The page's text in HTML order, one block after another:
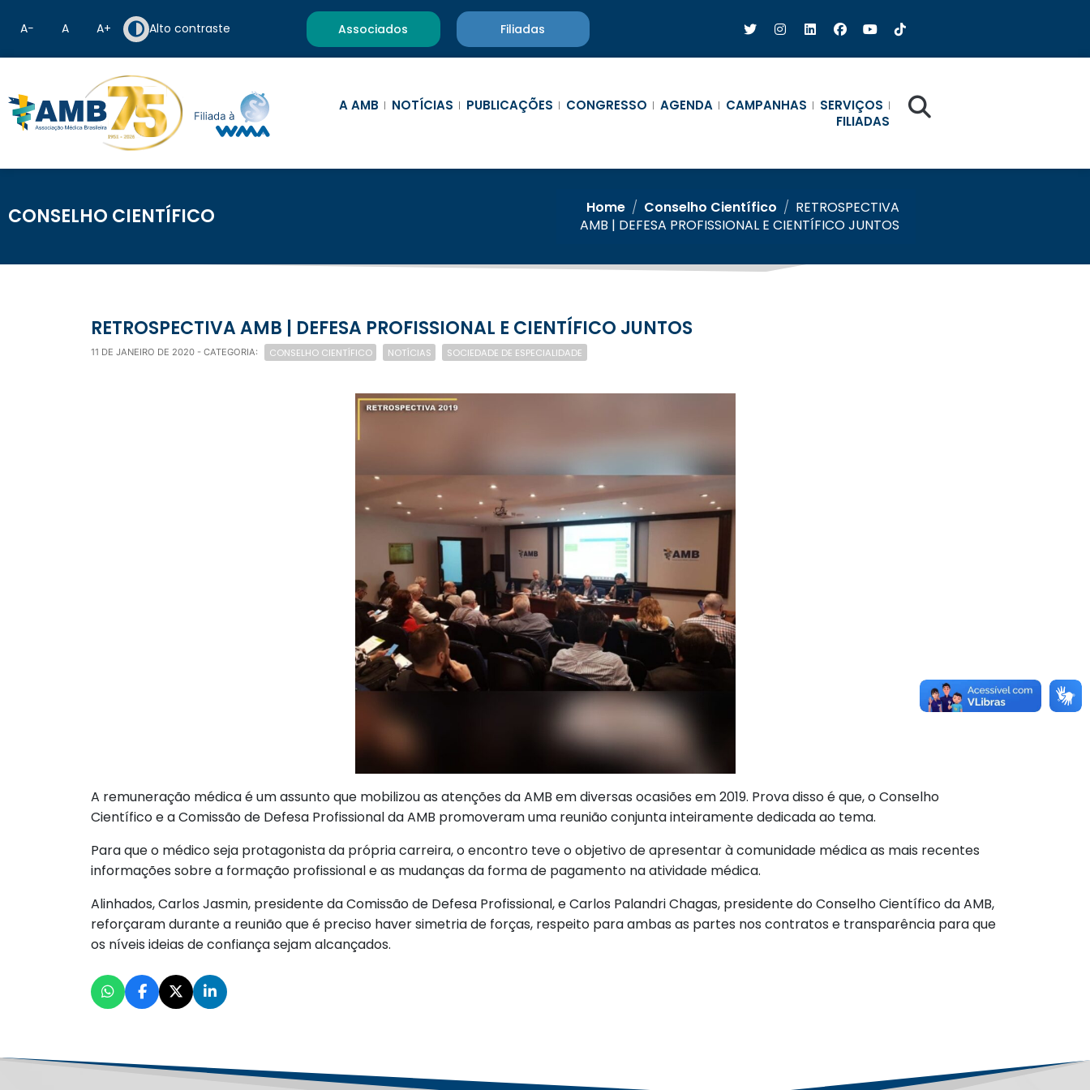
A− A A+ Alto contraste Associados Filiadas
A AMB NOTÍCIAS PUBLICAÇÕES CONGRESSO AGENDA CAMPANHAS
SERVIÇOS
FILIADAS
CONSELHO CIENTÍFICO Home / Conselho Científico / RETROSPECTIVA
AMB | DEFESA PROFISSIONAL E CIENTÍFICO JUNTOS
RETROSPECTIVA AMB | DEFESA PROFISSIONAL E CIENTÍFICO JUNTOS
11 DE JANEIRO DE 2020 - CATEGORIA: CONSELHO CIENTÍFICO NOTÍCIAS SOCIEDADE DE ESPECIALIDADE
A remuneração médica é um assunto que mobilizou as atenções da AMB em diversas ocasiões em 2019. Prova disso é que, o Conselho
Científico e a Comissão de Defesa Profissional da AMB promoveram uma reunião conjunta inteiramente dedicada ao tema.
Para que o médico seja protagonista da própria carreira, o encontro teve o objetivo de apresentar à comunidade médica as mais recentes
informações sobre a formação profissional e as mudanças da forma de pagamento na atividade médica.
Alinhados, Carlos Jasmin, presidente da Comissão de Defesa Profissional, e Carlos Palandri Chagas, presidente do Conselho Científico da AMB,
reforçaram durante a reunião que é preciso haver simetria de forças, respeito para ambas as partes nos contratos e transparência para que
os níveis ideias de confiança sejam alcançados.